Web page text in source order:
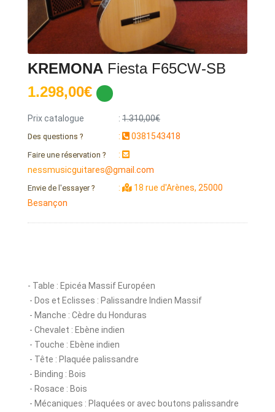
KREMONA Fiesta F65CW-SB
1.298,00€
Prix catalogue : 1.310,00€
Des questions ? : 0381543418
Faire une réservation ?
:
nessmusicguitares@gmail.com
Envie de l'essayer ? :
18 rue d'Arènes, 25000
Besançon
- Table : Epicéa Massif Européen
- Dos et Eclisses : Palissandre Indien Massif
- Manche : Cèdre du Honduras
- Chevalet : Ebène indien
- Touche : Ebène indien
- Tête : Plaquée palissandre
- Binding : Bois
- Rosace : Bois
- Mécaniques : Plaquées or avec boutons palissandre